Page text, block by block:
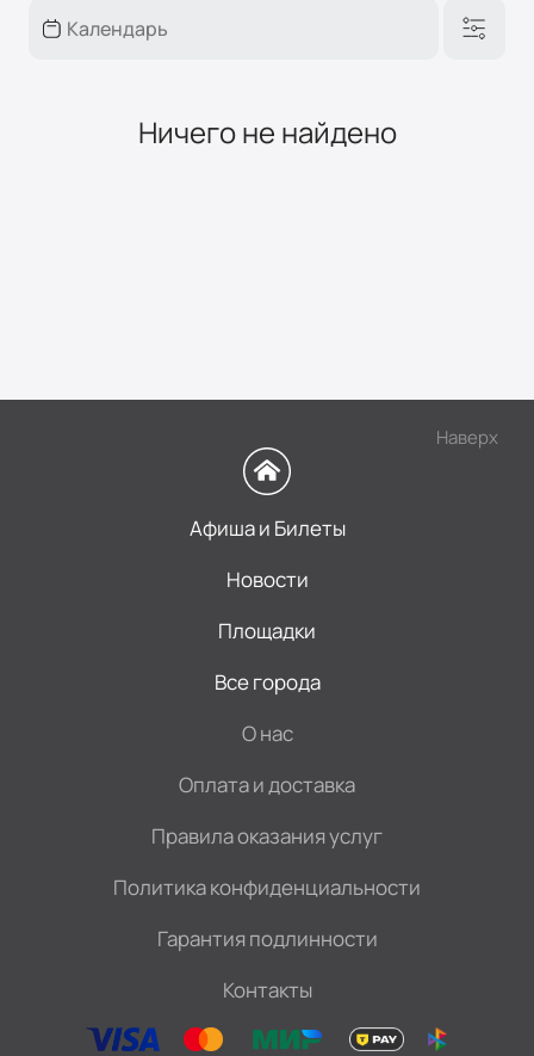
Ничего не найдено
Наверх
Афиша и Билеты
Новости
Площадки
Все города
О нас
Оплата и доставка
Правила оказания услуг
Политика конфиденциальности
Гарантия подлинности
Контакты